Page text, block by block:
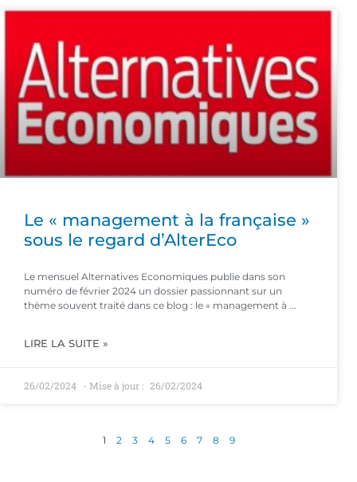
Le « management à la française »
sous le regard d’AlterEco
Le mensuel Alternatives Economiques publie dans son
numéro de février 2024 un dossier passionnant sur un
thème souvent traité dans ce blog : le « management à
LIRE LA SUITE »
26/02/2024 26/02/2024
1 2 3 4 5 6 7 8 9